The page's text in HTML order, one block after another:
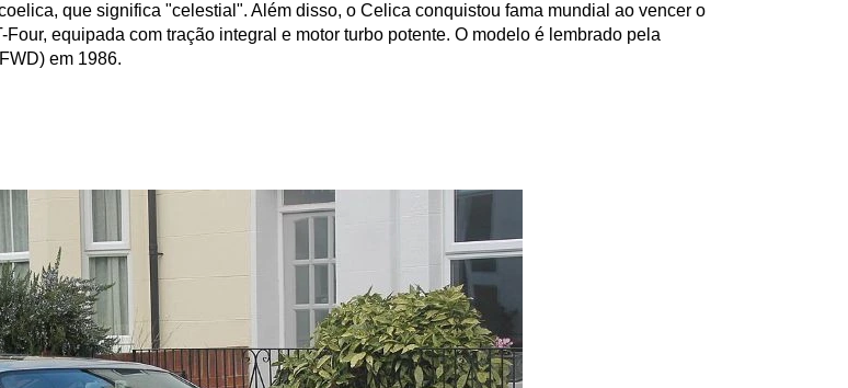
que significa "celestial". Além disso, o Celica conquistou fama mundial ao vencer o
equipada com tração integral e motor turbo potente. O modelo é lembrado pela
em 1986.